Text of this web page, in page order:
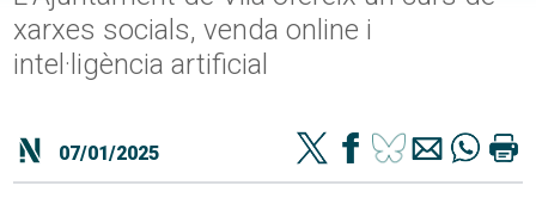
xarxes socials, venda online i
intel·ligència artificial
07/01/2025